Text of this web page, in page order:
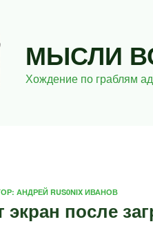
МЫСЛИ
Хождение по граблям
АНДРЕЙ RUS0NIX ИВАНОВ
экран после